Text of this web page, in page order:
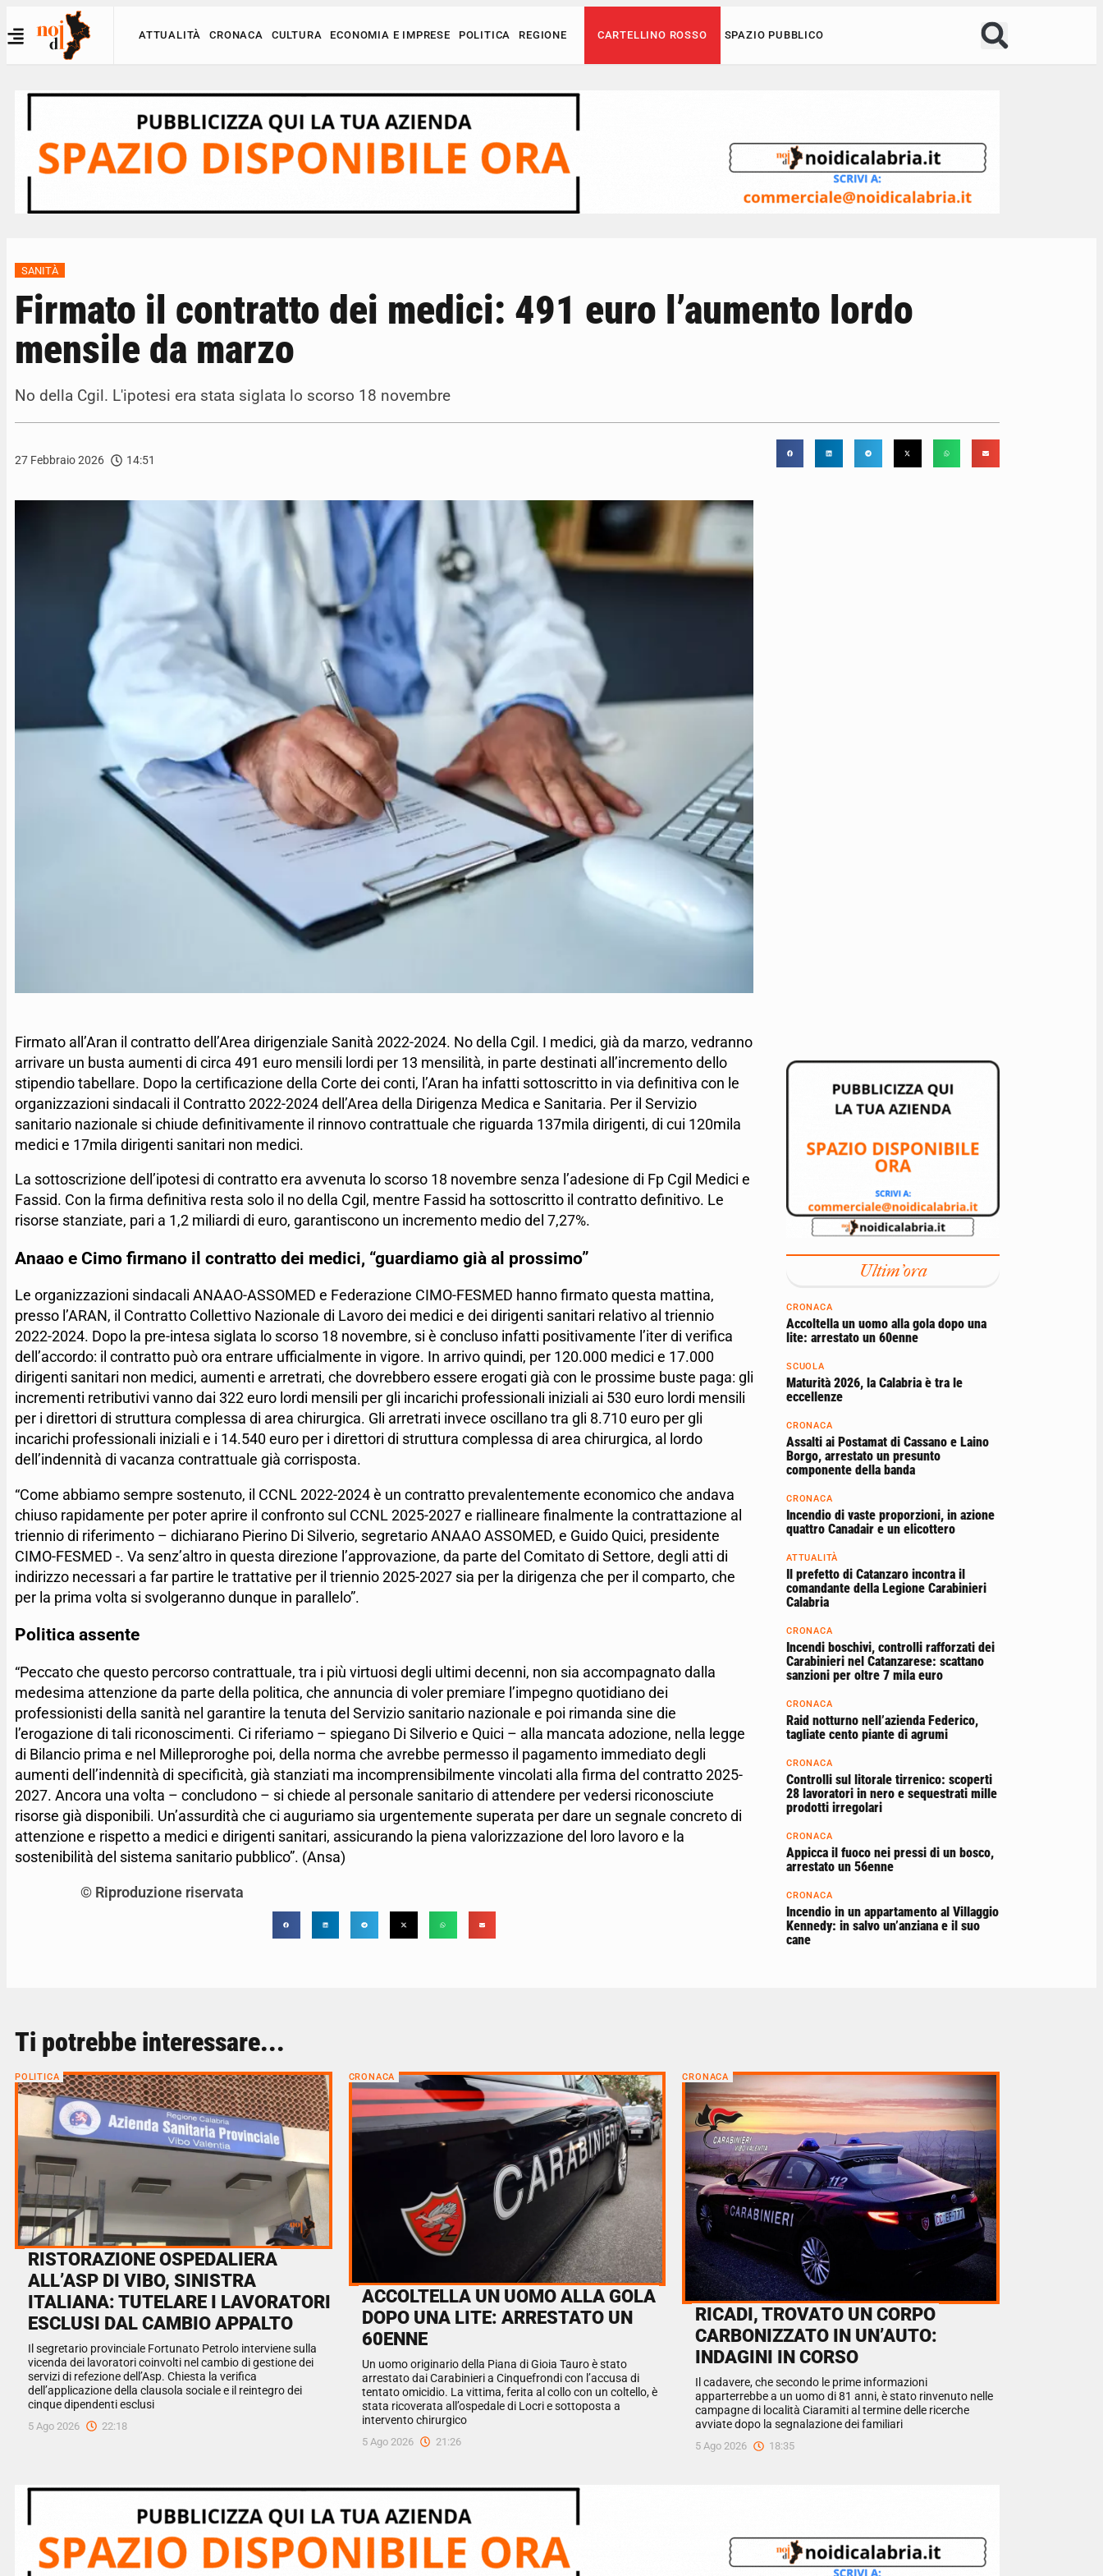
ATTUALITÀ CRONACA CULTURA ECONOMIA E IMPRESE POLITICA REGIONE CARTELLINO ROSSO SPAZIO PUBBLICO
SANITÀ
Firmato il contratto dei medici: 491 euro l’aumento lordo
mensile da marzo
No della Cgil. L'ipotesi era stata siglata lo scorso 18 novembre
27 Febbraio 2026 14:51
Firmato all’Aran il contratto dell’Area dirigenziale Sanità 2022-2024. No della Cgil. I medici, già da marzo, vedranno
arrivare un busta aumenti di circa 491 euro mensili lordi per 13 mensilità, in parte destinati all’incremento dello
stipendio tabellare. Dopo la certificazione della Corte dei conti, l’Aran ha infatti sottoscritto in via definitiva con le
organizzazioni sindacali il Contratto 2022-2024 dell’Area della Dirigenza Medica e Sanitaria. Per il Servizio
sanitario nazionale si chiude definitivamente il rinnovo contrattuale che riguarda 137mila dirigenti, di cui 120mila
medici e 17mila dirigenti sanitari non medici.
La sottoscrizione dell’ipotesi di contratto era avvenuta lo scorso 18 novembre senza l’adesione di Fp Cgil Medici e
Fassid. Con la firma definitiva resta solo il no della Cgil, mentre Fassid ha sottoscritto il contratto definitivo. Le
risorse stanziate, pari a 1,2 miliardi di euro, garantiscono un incremento medio del 7,27%.
Anaao e Cimo firmano il contratto dei medici, “guardiamo già al prossimo”
Le organizzazioni sindacali ANAAO-ASSOMED e Federazione CIMO-FESMED hanno firmato questa mattina,
presso l’ARAN, il Contratto Collettivo Nazionale di Lavoro dei medici e dei dirigenti sanitari relativo al triennio
2022-2024. Dopo la pre-intesa siglata lo scorso 18 novembre, si è concluso infatti positivamente l’iter di verifica
dell’accordo: il contratto può ora entrare ufficialmente in vigore. In arrivo quindi, per 120.000 medici e 17.000
dirigenti sanitari non medici, aumenti e arretrati, che dovrebbero essere erogati già con le prossime buste paga: gli
incrementi retributivi vanno dai 322 euro lordi mensili per gli incarichi professionali iniziali ai 530 euro lordi mensili
per i direttori di struttura complessa di area chirurgica. Gli arretrati invece oscillano tra gli 8.710 euro per gli
incarichi professionali iniziali e i 14.540 euro per i direttori di struttura complessa di area chirurgica, al lordo
dell’indennità di vacanza contrattuale già corrisposta.
“Come abbiamo sempre sostenuto, il CCNL 2022-2024 è un contratto prevalentemente economico che andava
chiuso rapidamente per poter aprire il confronto sul CCNL 2025-2027 e riallineare finalmente la contrattazione al
triennio di riferimento – dichiarano Pierino Di Silverio, segretario ANAAO ASSOMED, e Guido Quici, presidente
CIMO-FESMED -. Va senz’altro in questa direzione l’approvazione, da parte del Comitato di Settore, degli atti di
indirizzo necessari a far partire le trattative per il triennio 2025-2027 sia per la dirigenza che per il comparto, che
per la prima volta si svolgeranno dunque in parallelo”.
Politica assente
“Peccato che questo percorso contrattuale, tra i più virtuosi degli ultimi decenni, non sia accompagnato dalla
medesima attenzione da parte della politica, che annuncia di voler premiare l’impegno quotidiano dei
professionisti della sanità nel garantire la tenuta del Servizio sanitario nazionale e poi rimanda sine die
l’erogazione di tali riconoscimenti. Ci riferiamo – spiegano Di Silverio e Quici – alla mancata adozione, nella legge
di Bilancio prima e nel Milleproroghe poi, della norma che avrebbe permesso il pagamento immediato degli
aumenti dell’indennità di specificità, già stanziati ma incomprensibilmente vincolati alla firma del contratto 2025-
2027. Ancora una volta – concludono – si chiede al personale sanitario di attendere per vedersi riconosciute
risorse già disponibili. Un’assurdità che ci auguriamo sia urgentemente superata per dare un segnale concreto di
attenzione e rispetto a medici e dirigenti sanitari, assicurando la piena valorizzazione del loro lavoro e la
sostenibilità del sistema sanitario pubblico”. (Ansa)
© Riproduzione riservata
Ultim'ora
CRONACA
Accoltella un uomo alla gola dopo una
lite: arrestato un 60enne
SCUOLA
Maturità 2026, la Calabria è tra le
eccellenze
CRONACA
Assalti ai Postamat di Cassano e Laino
Borgo, arrestato un presunto
componente della banda
CRONACA
Incendio di vaste proporzioni, in azione
quattro Canadair e un elicottero
ATTUALITÀ
Il prefetto di Catanzaro incontra il
comandante della Legione Carabinieri
Calabria
CRONACA
Incendi boschivi, controlli rafforzati dei
Carabinieri nel Catanzarese: scattano
sanzioni per oltre 7 mila euro
CRONACA
Raid notturno nell’azienda Federico,
tagliate cento piante di agrumi
CRONACA
Controlli sul litorale tirrenico: scoperti
28 lavoratori in nero e sequestrati mille
prodotti irregolari
CRONACA
Appicca il fuoco nei pressi di un bosco,
arrestato un 56enne
CRONACA
Incendio in un appartamento al Villaggio
Kennedy: in salvo un’anziana e il suo
cane
Ti potrebbe interessare...
POLITICA
RISTORAZIONE OSPEDALIERA
ALL’ASP DI VIBO, SINISTRA
ITALIANA: TUTELARE I LAVORATORI
ESCLUSI DAL CAMBIO APPALTO
Il segretario provinciale Fortunato Petrolo interviene sulla
vicenda dei lavoratori coinvolti nel cambio di gestione dei
servizi di refezione dell’Asp. Chiesta la verifica
dell’applicazione della clausola sociale e il reintegro dei
cinque dipendenti esclusi
5 Ago 2026 22:18
CRONACA
ACCOLTELLA UN UOMO ALLA GOLA
DOPO UNA LITE: ARRESTATO UN
60ENNE
Un uomo originario della Piana di Gioia Tauro è stato
arrestato dai Carabinieri a Cinquefrondi con l’accusa di
tentato omicidio. La vittima, ferita al collo con un coltello, è
stata ricoverata all’ospedale di Locri e sottoposta a
intervento chirurgico
5 Ago 2026 21:26
CRONACA
RICADI, TROVATO UN CORPO
CARBONIZZATO IN UN’AUTO:
INDAGINI IN CORSO
Il cadavere, che secondo le prime informazioni
apparterrebbe a un uomo di 81 anni, è stato rinvenuto nelle
campagne di località Ciaramiti al termine delle ricerche
avviate dopo la segnalazione dei familiari
5 Ago 2026 18:35